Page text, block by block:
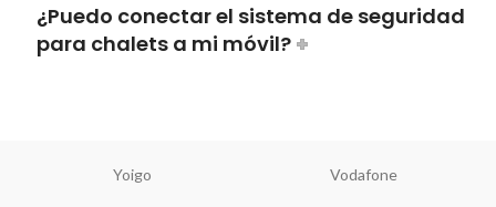
¿Puedo conectar el sistema de seguridad
para chalets a mi móvil?
Yoigo Vodafone